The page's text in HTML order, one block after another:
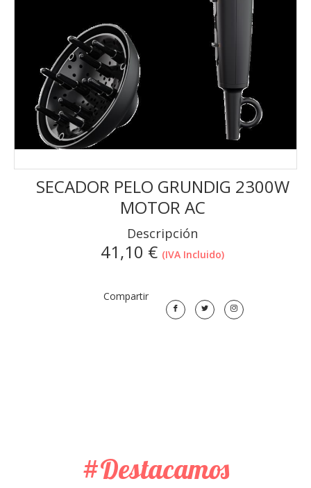
SECADOR PELO GRUNDIG 2300W
MOTOR AC
Descripción
41,10 € (IVA Incluido)
Compartir
#Destacamos